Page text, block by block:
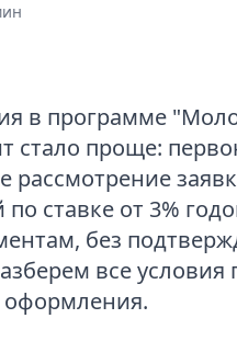
в программе
стало проще:
рассмотрение
ставке от 3%
без
все
оформления.